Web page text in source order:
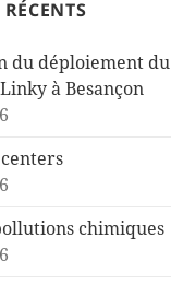
du déploiement du
à Besançon
chimiques